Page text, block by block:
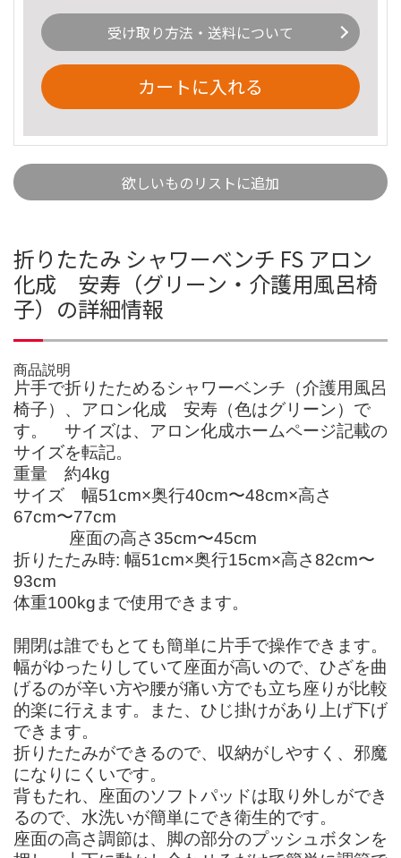
受け取り方法・送料について
カートに入れる
欲しいものリストに追加
折りたたみ シャワーベンチ FS アロン
化成 安寿（グリーン・介護用風呂椅
子）の詳細情報
商品説明
片手で折りたためるシャワーベンチ（介護用風呂
椅子）、アロン化成 安寿（色はグリーン）で
す。 サイズは、アロン化成ホームページ記載の
サイズを転記。
重量 約4kg
サイズ 幅51cm×奥行40cm〜48cm×高さ
67cm〜77cm
座面の高さ35cm〜45cm
折りたたみ時: 幅51cm×奥行15cm×高さ82cm〜
93cm
体重100kgまで使用できます。
開閉は誰でもとても簡単に片手で操作できます。
幅がゆったりしていて座面が高いので、ひざを曲
げるのが辛い方や腰が痛い方でも立ち座りが比較
的楽に行えます。また、ひじ掛けがあり上げ下げ
できます。
折りたたみができるので、収納がしやすく、邪魔
になりにくいです。
背もたれ、座面のソフトパッドは取り外しができ
るので、水洗いが簡単にでき衛生的です。
座面の高さ調節は、脚の部分のプッシュボタンを